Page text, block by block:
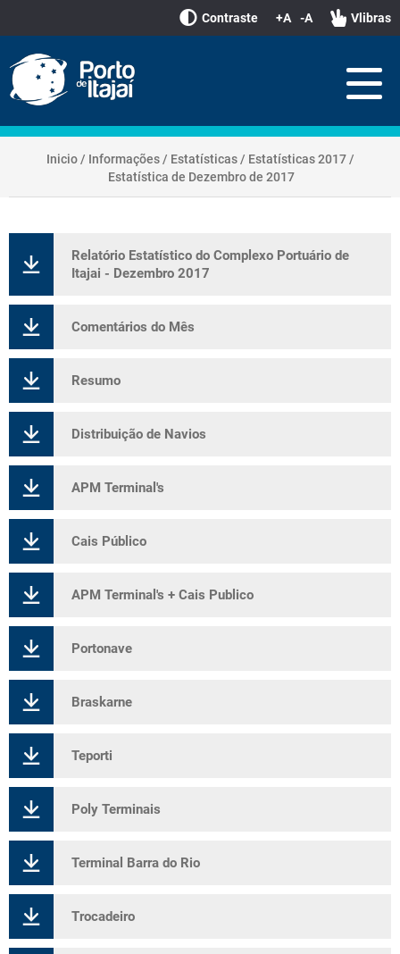
Contraste +A -A Vlibras
Inicio / Informações / Estatísticas / Estatísticas 2017 /
Estatística de Dezembro de 2017
Relatório Estatístico do Complexo Portuário de
Itajai - Dezembro 2017
Comentários do Mês
Resumo
Distribuição de Navios
APM Terminal's
Cais Público
APM Terminal's + Cais Publico
Portonave
Braskarne
Teporti
Poly Terminais
Terminal Barra do Rio
Trocadeiro